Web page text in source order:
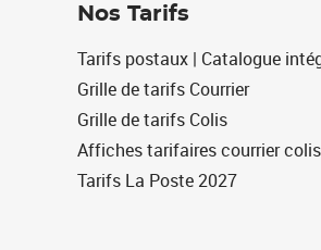
Nos Tarifs
Tarifs postaux | Catalogue
Grille de tarifs Courrier
Grille de tarifs Colis
Affiches tarifaires courrier colis
Tarifs La Poste 2027